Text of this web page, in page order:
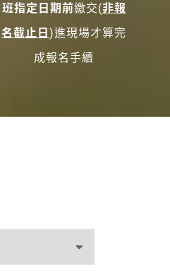
班指定日期前繳交(非報
名截止日)進現場才算完
成報名手續